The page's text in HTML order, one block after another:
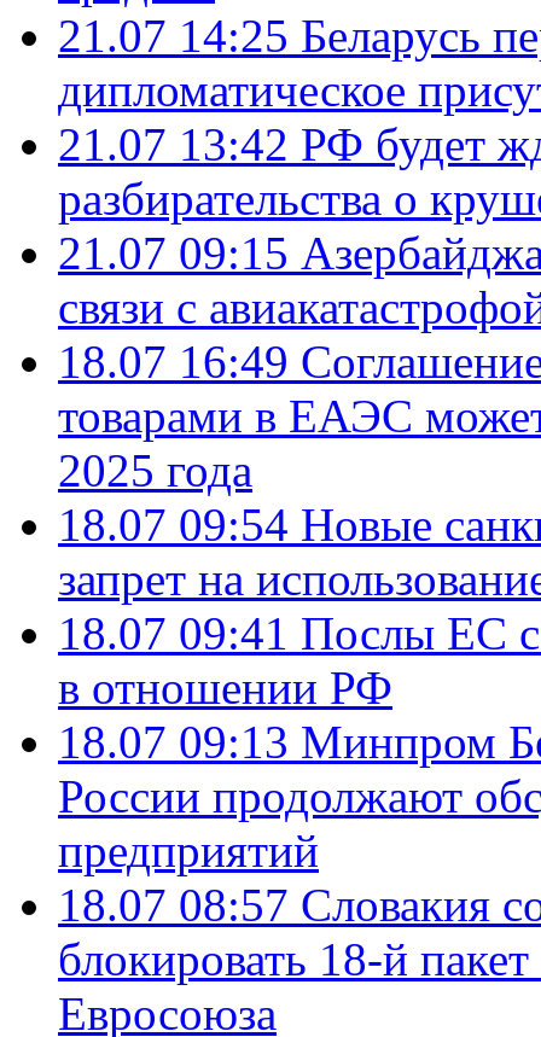
21.07 14:25 Беларусь
дипломатическое
21.07 13:42 РФ будет
разбирательства о
21.07 09:15
связи с
18.07 16:49
товарами в ЕАЭС
2025 года
18.07 09:54 Новые
запрет на
18.07 09:41 Послы ЕС
в отношении РФ
18.07 09:13 Минпром
России продолжают
предприятий
18.07 08:57 Словакия
блокировать 18-й
Евросоюза